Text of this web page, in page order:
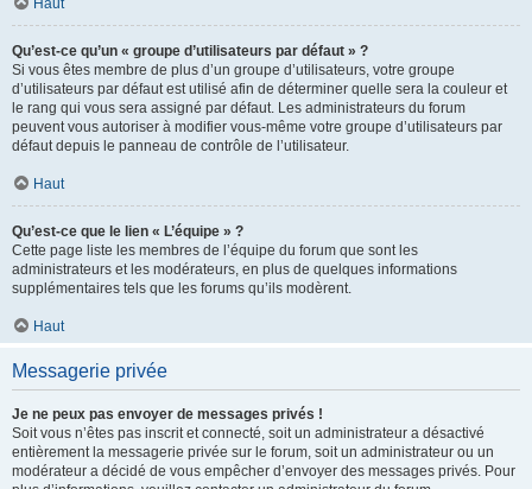
Haut
Qu’est-ce qu’un « groupe d’utilisateurs par défaut » ?
Si vous êtes membre de plus d’un groupe d’utilisateurs, votre groupe
d’utilisateurs par défaut est utilisé afin de déterminer quelle sera la couleur et
le rang qui vous sera assigné par défaut. Les administrateurs du forum
peuvent vous autoriser à modifier vous-même votre groupe d’utilisateurs par
défaut depuis le panneau de contrôle de l’utilisateur.
Haut
Qu’est-ce que le lien « L’équipe » ?
Cette page liste les membres de l’équipe du forum que sont les
administrateurs et les modérateurs, en plus de quelques informations
supplémentaires tels que les forums qu’ils modèrent.
Haut
Messagerie privée
Je ne peux pas envoyer de messages privés !
Soit vous n’êtes pas inscrit et connecté, soit un administrateur a désactivé
entièrement la messagerie privée sur le forum, soit un administrateur ou un
modérateur a décidé de vous empêcher d’envoyer des messages privés. Pour